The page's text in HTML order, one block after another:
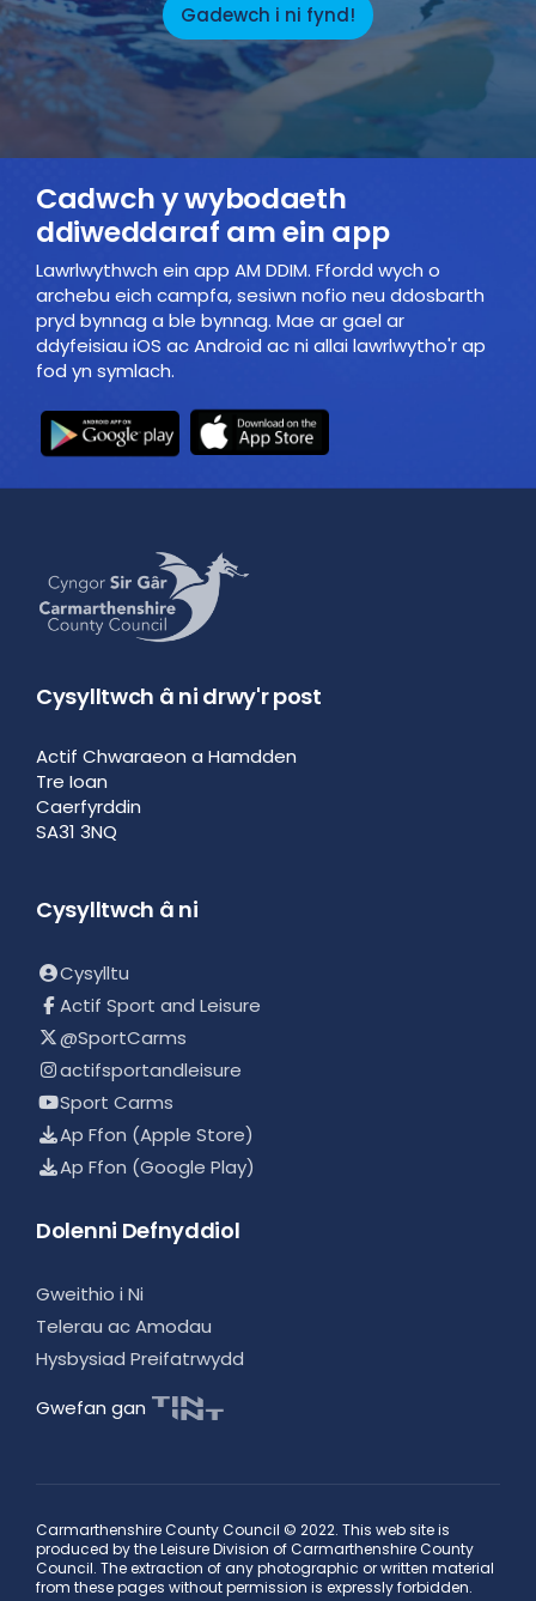
Gadewch i ni fynd!
Cadwch y wybodaeth
ddiweddaraf am ein app
Lawrlwythwch ein app AM DDIM. Ffordd wych o
archebu eich campfa, sesiwn nofio neu ddosbarth
pryd bynnag a ble bynnag. Mae ar gael ar
ddyfeisiau iOS ac Android ac ni allai lawrlwytho'r ap
fod yn symlach.
Cysylltwch â ni drwy'r post
Actif Chwaraeon a Hamdden
Tre Ioan
Caerfyrddin
SA31 3NQ
Cysylltwch â ni
Cysylltu
Actif Sport and Leisure
@SportCarms
actifsportandleisure
Sport Carms
Ap Ffon (Apple Store)
Ap Ffon (Google Play)
Dolenni Defnyddiol
Gweithio i Ni
Telerau ac Amodau
Hysbysiad Preifatrwydd
Gwefan gan
Carmarthenshire County Council © 2022. This web site is
produced by the Leisure Division of Carmarthenshire County
Council. The extraction of any photographic or written material
from these pages without permission is expressly forbidden.